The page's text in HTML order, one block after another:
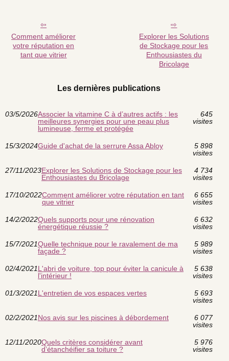
Comment améliorer
votre réputation en
tant que vitrier
Explorer les Solutions
de Stockage pour les
Enthousiastes du
Bricolage
Les dernières publications
03/5/2026Associer la vitamine C à d’autres actifs : les
meilleures synergies pour une peau plus
lumineuse, ferme et protégée
645
visites
15/3/2024Guide d'achat de la serrure Assa Abloy
5 898
visites
27/11/2023Explorer les Solutions de Stockage pour les
Enthousiastes du Bricolage
4 734
visites
17/10/2022Comment améliorer votre réputation en tant
que vitrier
6 655
visites
14/2/2022Quels supports pour une rénovation
énergétique réussie ?
6 632
visites
15/7/2021Quelle technique pour le ravalement de ma
façade ?
5 989
visites
02/4/2021L'abri de voiture, top pour éviter la canicule à
l'intérieur !
5 638
visites
01/3/2021L'entretien de vos espaces vertes
5 693
visites
02/2/2021Nos avis sur les piscines à débordement
6 077
visites
12/11/2020Quels critères considérer avant
d’étanchéifier sa toiture ?
5 976
visites